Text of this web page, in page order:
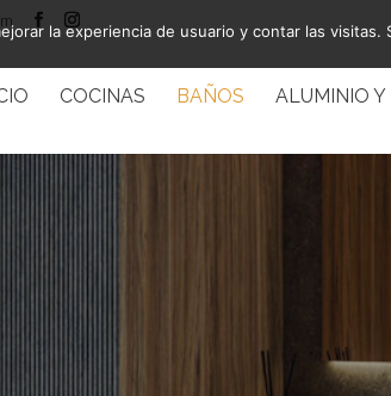
COCINAS BAÑOS ALUMINIO Y
la experiencia de usuario y contar las